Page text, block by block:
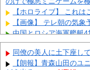
【ホロライブ】 これ
【画像】 テレ朝の気
中国とロシア海軍艦艇
公開！ NEW!
「あきれてモノが言え
住許可要件の厳格化で在
同僚の美人に土下座し
【朗報】青森山田の